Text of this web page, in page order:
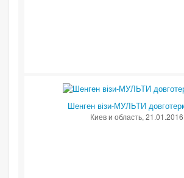
Шенген візи-МУЛЬТИ
Киев и область, 21.01.2016